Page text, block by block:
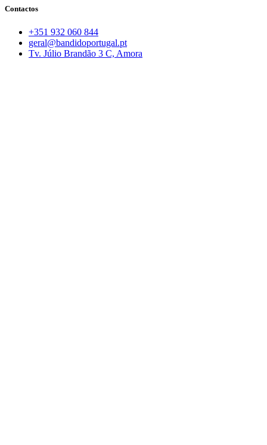
Contactos
+351 932 060 844
geral@bandidoportugal.pt
Tv. Júlio Brandão 3 C, Amora